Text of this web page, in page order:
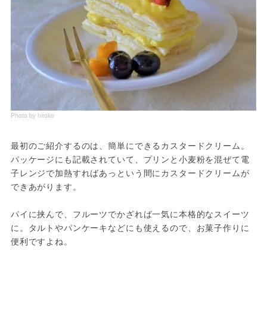
Photo by hiroko
最初のご紹介するのは、簡単にできるカスタードクリーム。
パッケージにも記載されていて、プリンと小麦粉を混ぜて電
子レンジで加熱すればあっという間にカスタードクリームが
できあがります。
パイに挟んで、フルーツでかざれば一気に本格的なスイーツ
に。タルトやパンケーキなどにも使えるので、お菓子作りに
便利ですよね。